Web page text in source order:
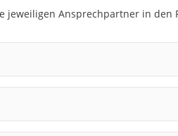
Ansprechpartner in den